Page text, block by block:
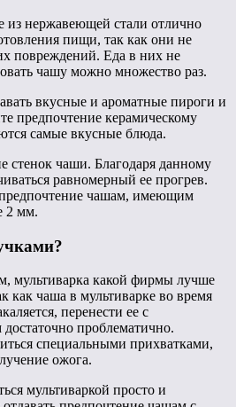
нержавеющей стали отлично
пищи, так как они не
повреждений. Еда в них не
чашу можно множество раз.
вкусные и ароматные пироги и
предпочтение керамическому
самые вкусные блюда.
стенок чаши. Благодаря данному
равномерный ее прогрев.
предпочтение чашам, имеющим
2 мм.
мультиварка какой фирмы лучше
как чаша в мультиварке во время
перенести ее с
проблематично.
специальными прихватками,
ожога.
мультиваркой просто и